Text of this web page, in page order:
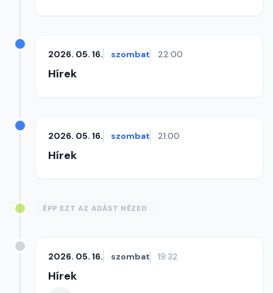
2026. 05. 16. szombat 22:00
Hírek
2026. 05. 16. szombat 21:00
Hírek
ÉPP EZT AZ ADÁST NÉZED
2026. 05. 16. szombat 19:32
Hírek